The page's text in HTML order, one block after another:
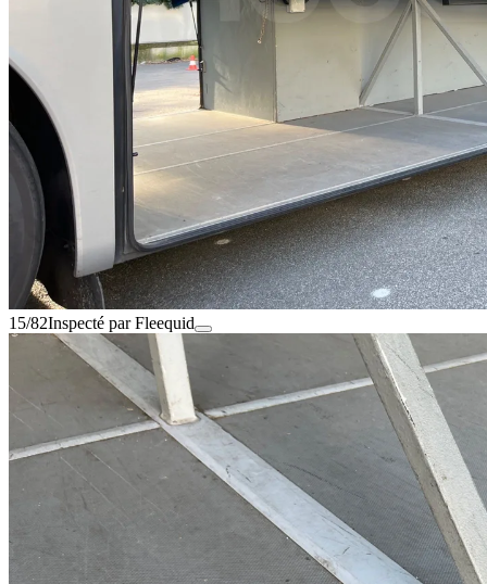
15/82Inspecté par Fleequid